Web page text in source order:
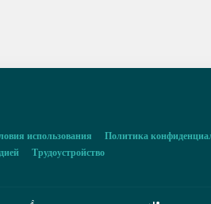
использования Политика
Трудоустройство